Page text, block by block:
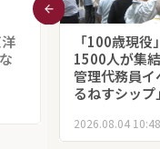
「100歳現
1500人が集
管理代務員イ
るねすシップ」
2026.08.04 10:48